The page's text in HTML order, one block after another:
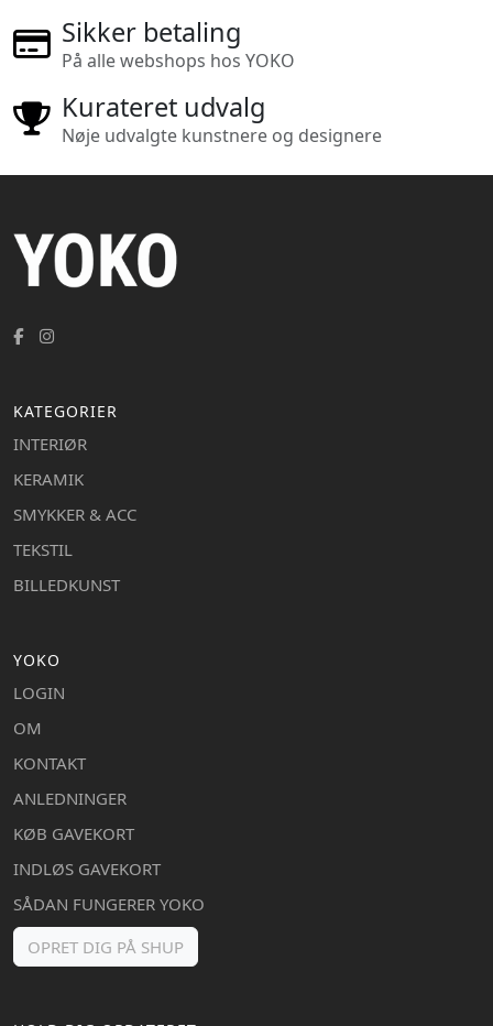
Sikker betaling
På alle webshops hos YOKO
Kurateret udvalg
Nøje udvalgte kunstnere og designere
KATEGORIER
INTERIØR
KERAMIK
SMYKKER & ACC
TEKSTIL
BILLEDKUNST
YOKO
LOGIN
OM
KONTAKT
ANLEDNINGER
KØB GAVEKORT
INDLØS GAVEKORT
SÅDAN FUNGERER YOKO
OPRET DIG PÅ SHUP